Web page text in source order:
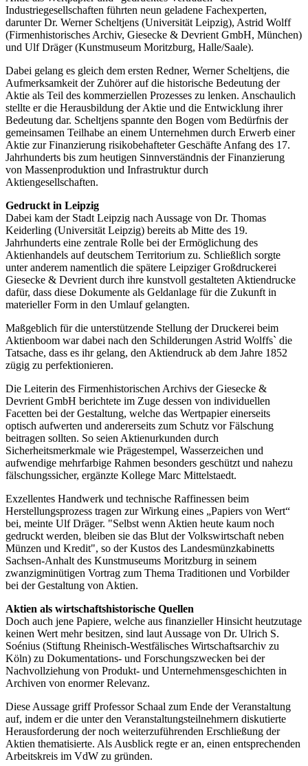
Industriegesellschaften führten neun geladene Fachexperten,
darunter Dr. Werner Scheltjens (Universität Leipzig), Astrid Wolff
(Firmenhistorisches Archiv, Giesecke & Devrient GmbH, München)
und Ulf Dräger (Kunstmuseum Moritzburg, Halle/Saale).
Dabei gelang es gleich dem ersten Redner, Werner Scheltjens, die
Aufmerksamkeit der Zuhörer auf die historische Bedeutung der
Aktie als Teil des kommerziellen Prozesses zu lenken. Anschaulich
stellte er die Herausbildung der Aktie und die Entwicklung ihrer
Bedeutung dar. Scheltjens spannte den Bogen vom Bedürfnis der
gemeinsamen Teilhabe an einem Unternehmen durch Erwerb einer
Aktie zur Finanzierung risikobehafteter Geschäfte Anfang des 17.
Jahrhunderts bis zum heutigen Sinnverständnis der Finanzierung
von Massenproduktion und Infrastruktur durch
Aktiengesellschaften.
Gedruckt in Leipzig
Dabei kam der Stadt Leipzig nach Aussage von Dr. Thomas
Keiderling (Universität Leipzig) bereits ab Mitte des 19.
Jahrhunderts eine zentrale Rolle bei der Ermöglichung des
Aktienhandels auf deutschem Territorium zu. Schließlich sorgte
unter anderem namentlich die spätere Leipziger Großdruckerei
Giesecke & Devrient durch ihre kunstvoll gestalteten Aktiendrucke
dafür, dass diese Dokumente als Geldanlage für die Zukunft in
materieller Form in den Umlauf gelangten.
Maßgeblich für die unterstützende Stellung der Druckerei beim
Aktienboom war dabei nach den Schilderungen Astrid Wolffs` die
Tatsache, dass es ihr gelang, den Aktiendruck ab dem Jahre 1852
zügig zu perfektionieren.
Die Leiterin des Firmenhistorischen Archivs der Giesecke &
Devrient GmbH berichtete im Zuge dessen von individuellen
Facetten bei der Gestaltung, welche das Wertpapier einerseits
optisch aufwerten und andererseits zum Schutz vor Fälschung
beitragen sollten. So seien Aktienurkunden durch
Sicherheitsmerkmale wie Prägestempel, Wasserzeichen und
aufwendige mehrfarbige Rahmen besonders geschützt und nahezu
fälschungssicher, ergänzte Kollege Marc Mittelstaedt.
Exzellentes Handwerk und technische Raffinessen beim
Herstellungsprozess tragen zur Wirkung eines „Papiers von Wert“
bei, meinte Ulf Dräger. "Selbst wenn Aktien heute kaum noch
gedruckt werden, bleiben sie das Blut der Volkswirtschaft neben
Münzen und Kredit", so der Kustos des Landesmünzkabinetts
Sachsen-Anhalt des Kunstmuseums Moritzburg in seinem
zwanzigminütigen Vortrag zum Thema Traditionen und Vorbilder
bei der Gestaltung von Aktien.
Aktien als wirtschaftshistorische Quellen
Doch auch jene Papiere, welche aus finanzieller Hinsicht heutzutage
keinen Wert mehr besitzen, sind laut Aussage von Dr. Ulrich S.
Soénius (Stiftung Rheinisch-Westfälisches Wirtschaftsarchiv zu
Köln) zu Dokumentations- und Forschungszwecken bei der
Nachvollziehung von Produkt- und Unternehmensgeschichten in
Archiven von enormer Relevanz.
Diese Aussage griff Professor Schaal zum Ende der Veranstaltung
auf, indem er die unter den Veranstaltungsteilnehmern diskutierte
Herausforderung der noch weiterzuführenden Erschließung der
Aktien thematisierte. Als Ausblick regte er an, einen entsprechenden
Arbeitskreis im VdW zu gründen.